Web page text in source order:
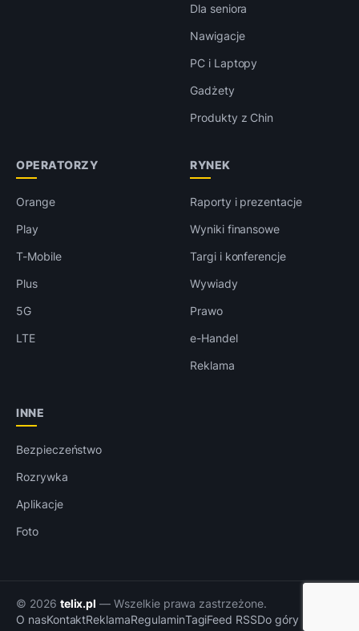
Dla seniora
Nawigacje
PC i Laptopy
Gadżety
Produkty z Chin
OPERATORZY
Orange
Play
T-Mobile
Plus
5G
LTE
RYNEK
Raporty i prezentacje
Wyniki finansowe
Targi i konferencje
Wywiady
Prawo
e-Handel
Reklama
INNE
Bezpieczeństwo
Rozrywka
Aplikacje
Foto
© 2026 telix.pl — Wszelkie prawa zastrzeżone.
O nasKontaktReklamaRegulaminTagiFeed RSSDo góry ↑